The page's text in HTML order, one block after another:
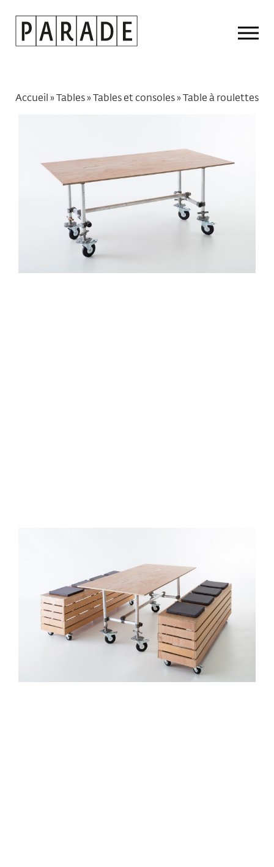
Accueil »Tables»Tables et consoles»Table à roulettes